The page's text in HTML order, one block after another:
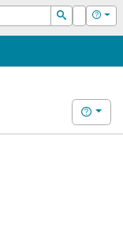
Suchen
Login Hilfe
Hilfe